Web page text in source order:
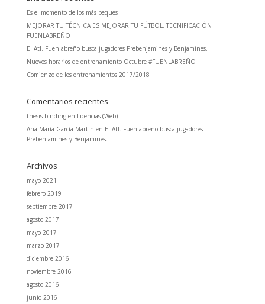
Es el momento de los más peques
MEJORAR TU TÉCNICA ES MEJORAR TU FÚTBOL. TECNIFICACIÓN
FUENLABREÑO
El Atl. Fuenlabreño busca jugadores Prebenjamines y Benjamines.
Nuevos horarios de entrenamiento Octubre #FUENLABREÑO
Comienzo de los entrenamientos 2017/2018
Comentarios recientes
thesis bindingen Licencias (Web)
Ana María García Martín en El Atl. Fuenlabreño busca jugadores
Prebenjamines y Benjamines.
Archivos
mayo 2021
febrero 2019
septiembre 2017
agosto 2017
mayo 2017
marzo 2017
diciembre 2016
noviembre 2016
agosto 2016
junio 2016